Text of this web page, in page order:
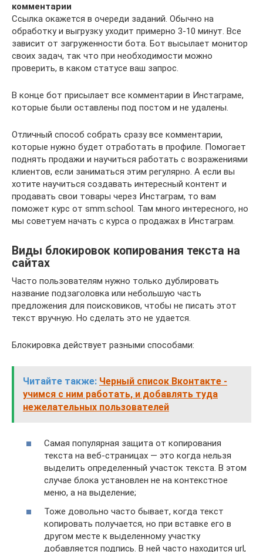
комментарии
Ссылка окажется в очереди заданий. Обычно на
обработку и выгрузку уходит примерно 3-10 минут. Все
зависит от загруженности бота. Бот высылает монитор
своих задач, так что при необходимости можно
проверить, в каком статусе ваш запрос.
В конце бот присылает все комментарии в Инстаграме,
которые были оставлены под постом и не удалены.
Отличный способ собрать сразу все комментарии,
которые нужно будет отработать в профиле. Помогает
поднять продажи и научиться работать с возражениями
клиентов, если заниматься этим регулярно. А если вы
хотите научиться создавать интересный контент и
продавать свои товары через Инстаграм, то вам
поможет курс от smm.school. Там много интересного, но
мы советуем начать с курса о продажах в Инстаграм.
Виды блокировок копирования текста на
сайтах
Часто пользователям нужно только дублировать
название подзаголовка или небольшую часть
предложения для поисковиков, чтобы не писать этот
текст вручную. Но сделать это не удается.
Блокировка действует разными способами:
Читайте также: Черный список Вконтакте -
учимся с ним работать, и добавлять туда
нежелательных пользователей
Самая популярная защита от копирования
текста на веб-страницах — это когда нельзя
выделить определенный участок текста. В этом
случае блока установлен не на контекстное
меню, а на выделение;
Тоже довольно часто бывает, когда текст
копировать получается, но при вставке его в
другом месте к выделенному участку
добавляется подпись. В ней часто находится url,